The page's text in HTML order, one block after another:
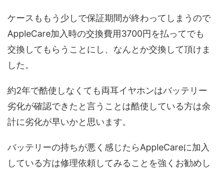
ケースももう少しで保証期間が終わってしまうので
AppleCare加入時の交換費用3700円を払ってでも
交換してもらうことにし、なんとか交換して頂けま
した。
約2年で酷使しなくても両耳イヤホンはバッテリー
劣化が確認できたと言うことは酷使している方は余
計に劣化が早いかと思います。
バッテリーの持ちが悪く感じたらAppleCareに加入
している方は修理依頼してみることを強くお勧めし